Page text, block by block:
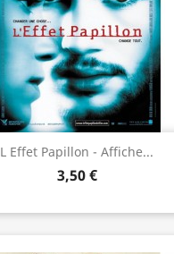
L Effet Papillon - Affiche...
3,50 €